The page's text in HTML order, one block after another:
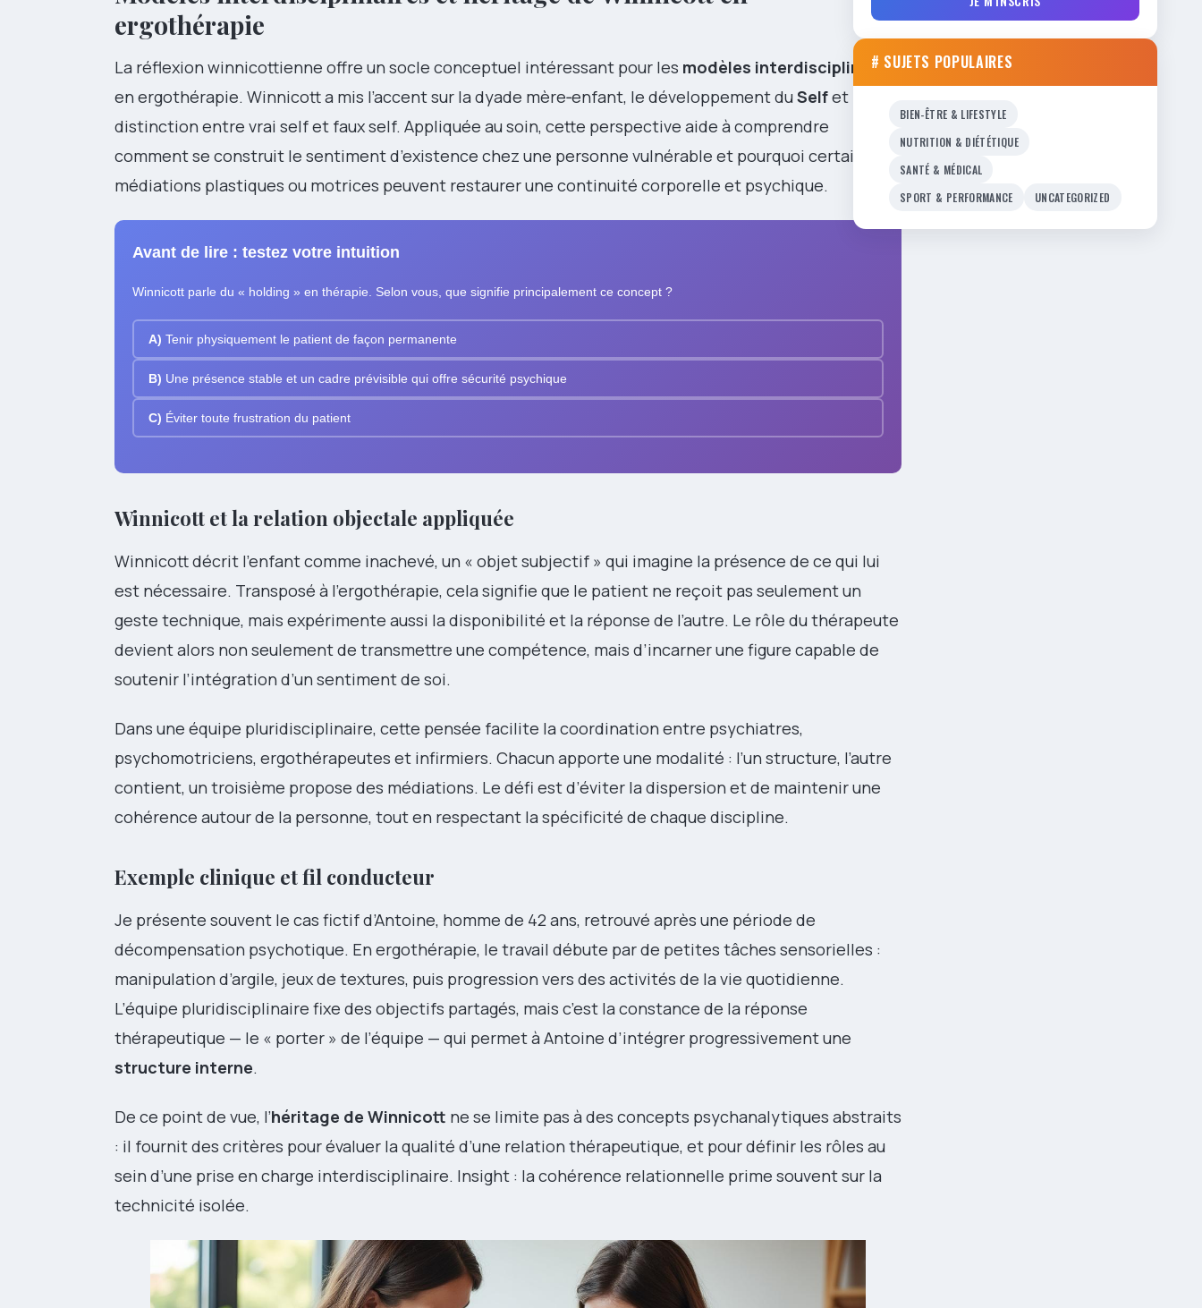
ergothérapie
La réflexion winnicottienne offre un socle conceptuel intéressant pour les modèles interdisciplinaires
en ergothérapie. Winnicott a mis l’accent sur la dyade mère‑enfant, le développement du Selfet la
distinction entre vrai self et faux self. Appliquée au soin, cette perspective aide à comprendre
comment se construit le sentiment d’existence chez une personne vulnérable et pourquoi certaines
médiations plastiques ou motrices peuvent restaurer une continuité corporelle et psychique.
Avant de lire : testez votre intuition
Winnicott parle du « holding » en thérapie. Selon vous, que signifie principalement ce concept ?
A) Tenir physiquement le patient de façon permanente
B) Une présence stable et un cadre prévisible qui offre sécurité psychique
C) Éviter toute frustration du patient
Winnicott et la relation objectale appliquée
Winnicott décrit l’enfant comme inachevé, un « objet subjectif » qui imagine la présence de ce qui lui
est nécessaire. Transposé à l’ergothérapie, cela signifie que le patient ne reçoit pas seulement un
geste technique, mais expérimente aussi la disponibilité et la réponse de l’autre. Le rôle du thérapeute
devient alors non seulement de transmettre une compétence, mais d’incarner une figure capable de
soutenir l’intégration d’un sentiment de soi.
Dans une équipe pluridisciplinaire, cette pensée facilite la coordination entre psychiatres,
psychomotriciens, ergothérapeutes et infirmiers. Chacun apporte une modalité : l’un structure, l’autre
contient, un troisième propose des médiations. Le défi est d’éviter la dispersion et de maintenir une
cohérence autour de la personne, tout en respectant la spécificité de chaque discipline.
Exemple clinique et fil conducteur
Je présente souvent le cas fictif d’Antoine, homme de 42 ans, retrouvé après une période de
décompensation psychotique. En ergothérapie, le travail débute par de petites tâches sensorielles :
manipulation d’argile, jeux de textures, puis progression vers des activités de la vie quotidienne.
L’équipe pluridisciplinaire fixe des objectifs partagés, mais c’est la constance de la réponse
thérapeutique — le « porter » de l’équipe — qui permet à Antoine d’intégrer progressivement une
structure interne.
De ce point de vue, l’héritage de Winnicott ne se limite pas à des concepts psychanalytiques abstraits
: il fournit des critères pour évaluer la qualité d’une relation thérapeutique, et pour définir les rôles au
sein d’une prise en charge interdisciplinaire. Insight : la cohérence relationnelle prime souvent sur la
technicité isolée.
# SUJETS POPULAIRES
BIEN-ÊTRE & LIFESTYLE
NUTRITION & DIÉTÉTIQUE
SANTÉ & MÉDICAL
SPORT & PERFORMANCE
UNCATEGORIZED